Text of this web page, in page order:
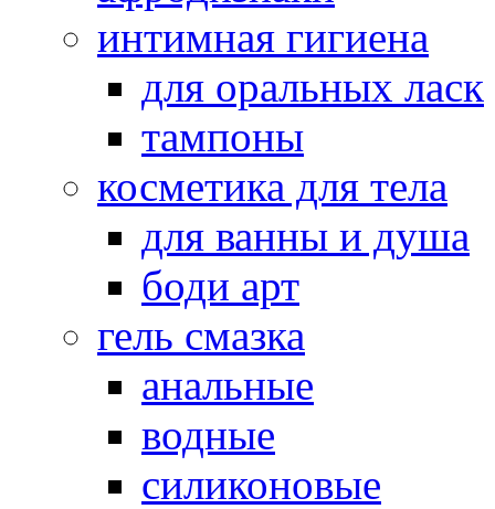
интимная гигиена
для оральных ласк
тампоны
косметика для тела
для ванны и душа
боди арт
гель смазка
анальные
водные
силиконовые